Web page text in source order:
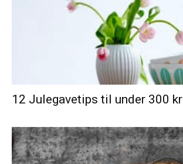
12 Julegavetips til under 300 kr